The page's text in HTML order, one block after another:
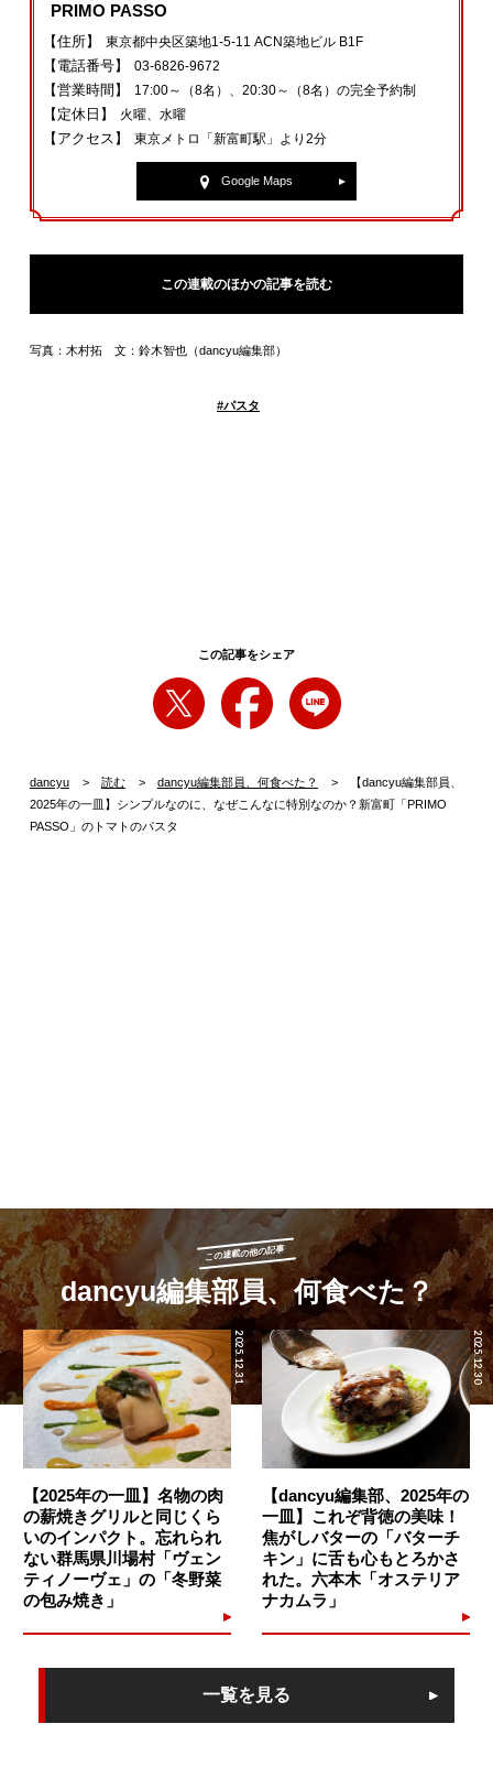
PRIMO PASSO
【住所】 東京都中央区築地1-5-11 ACN築地ビル B1F
【電話番号】 03-6826-9672
【営業時間】 17:00～（8名）、20:30～（8名）の完全予約制
【定休日】 火曜、水曜
【アクセス】 東京メトロ「新富町駅」より2分
Google Maps
この連載のほかの記事を読む
写真：木村拓 文：鈴木智也（dancyu編集部）
#パスタ
この記事をシェア
dancyu 読む dancyu編集部員、何食べた？
【dancyu編集部員、
2025年の一皿】シンプルなのに、なぜこんなに特別なのか？新富町「PRIMO
PASSO」のトマトのパスタ
この連載の他の記事
dancyu編集部員、何食べた？
2025.12.31
【2025年の一皿】名物の肉
の薪焼きグリルと同じくら
いのインパクト。忘れられ
ない群馬県川場村「ヴェン
ティノーヴェ」の「冬野菜
の包み焼き」
2025.12.30
【dancyu編集部、2025年の
一皿】これぞ背徳の美味！
焦がしバターの「バターチ
キン」に舌も心もとろかさ
れた。六本木「オステリア
ナカムラ」
一覧を見る